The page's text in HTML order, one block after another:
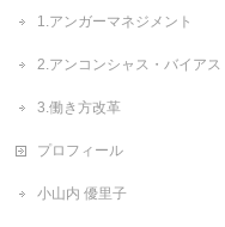
1.アンガーマネジメント
2.アンコンシャス・バイアス
3.働き方改革
プロフィール
小山内 優里子